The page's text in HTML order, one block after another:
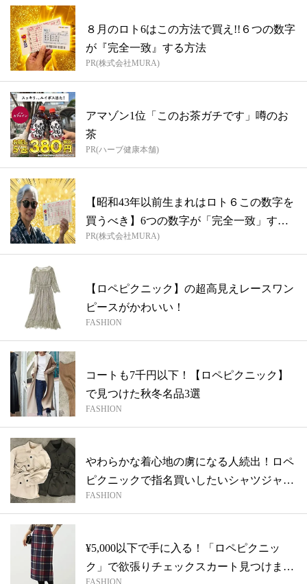
８月のロト6はこの方法で買え!!６つの数字
が『完全一致』する方法
PR(株式会社MURA)
アマゾン1位「このお茶ガチです」噂のお
茶
PR(ハーブ健康本舗)
【昭和43年以前生まれはロト６この数字を
買うべき】6つの数字が「完全一致」する
方...
PR(株式会社MURA)
【ロペピクニック】の超高見えレースワン
ピースがかわいい！
FASHION
コートも7千円以下！【ロペピクニック】
で見つけた秋冬名品3選
FASHION
やわらかな着心地の虜になる人続出！ロペ
ピクニックで指名買いしたいシャツジャケ
ット
FASHION
¥5,000以下で手に入る！「ロペピクニッ
ク」で欲張りチェックスカート見つけま
FASHION